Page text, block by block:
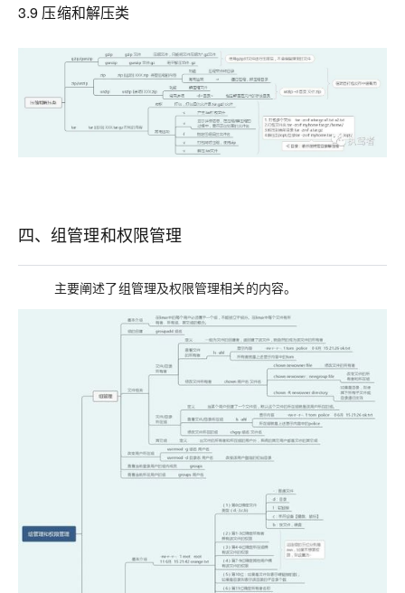
3.9 压缩和解压类
四、组管理和权限管理
主要阐述了组管理及权限管理相关的内容。